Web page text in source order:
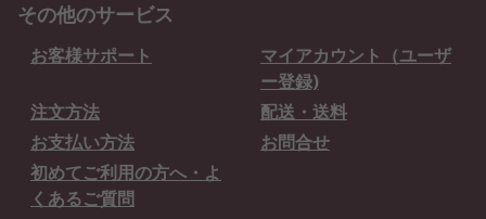
その他のサービス
お客様サポート
マイアカウント（ユーザ
ー登録)
注文方法
配送・送料
お支払い方法
お問合せ
初めてご利用の方へ・よ
くあるご質問